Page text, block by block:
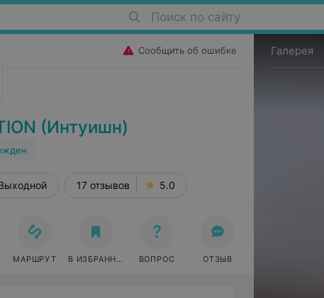
Поиск по сайту
Сообщить об ошибке
(Интуишн)
17 отзывов 5.0
МАРШРУТ В ИЗБРАННОЕ ВОПРОС ОТЗЫВ
Галерея